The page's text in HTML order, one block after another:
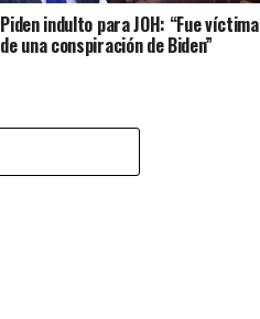
Piden indulto para JOH: “Fue víctima
de una conspiración de Biden”